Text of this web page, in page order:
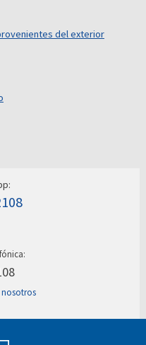
del exterior
nosotros